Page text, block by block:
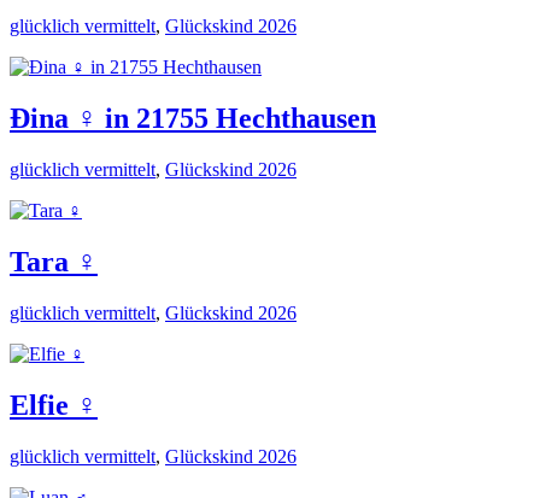
glücklich vermittelt, Glückskind 2026
Đina ♀️ in 21755 Hechthausen
glücklich vermittelt, Glückskind 2026
Tara ♀️
glücklich vermittelt, Glückskind 2026
Elfie ♀️
glücklich vermittelt, Glückskind 2026